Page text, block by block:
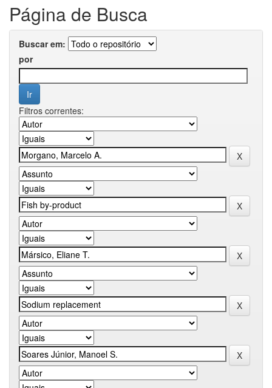
Página de Busca
Buscar em:
por
Filtros correntes: